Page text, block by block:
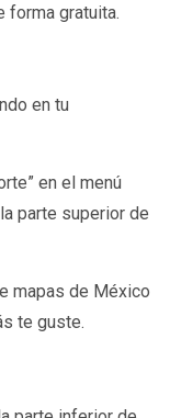
forma gratuita.
en tu
en el menú
parte superior de
mapas de México
te guste.